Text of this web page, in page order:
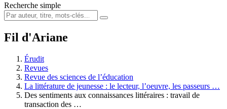
Recherche simple
Fil d'Ariane
Érudit
Revues
Revue des sciences de l’éducation
La littérature de jeunesse : le lecteur, l’oeuvre, les passeurs …
Des sentiments aux connaissances littéraires : travail de
transaction des …